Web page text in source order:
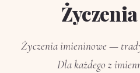
Życzenia
Życzenia imieninowe —
Dla każdego z